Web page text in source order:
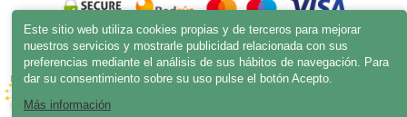
Este sitio web utiliza cookies propias y de terceros para mejorar
nuestros servicios y mostrarle publicidad relacionada con sus
preferencias mediante el análisis de sus hábitos de navegación. Para
dar su consentimiento sobre su uso pulse el botón Acepto.
Más información